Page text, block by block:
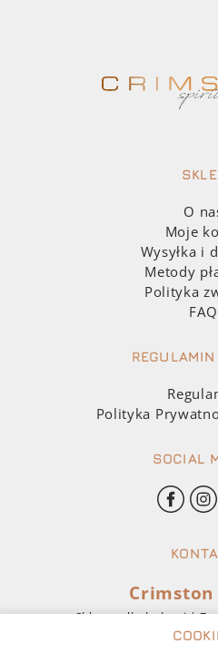
O
Moje
Wysyłka i
Metody
Polityka
FAQ
Polityka
SOCIAL
Sklep z alkoholami |